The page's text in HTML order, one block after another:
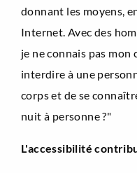
donnant les moyens,
Internet. Avec des
je ne connais pas
interdire à une
corps et de se
nuit à personne ?"
L'accessibilité